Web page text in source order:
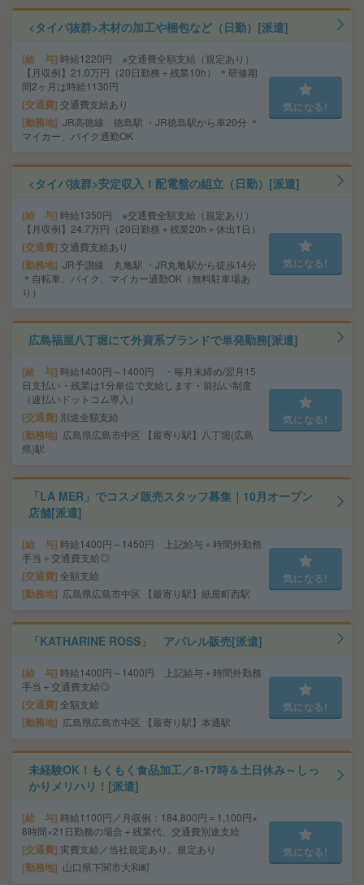
<タイパ抜群>木材の加工や梱包など（日勤）[派遣]
給 与 時給1220円 ※交通費全額支給（規定あり）
【月収例】21.0万円（20日勤務＋残業10h） ＊研修期
間2ヶ月は時給1130円
交通費 交通費支給あり
勤務地 JR高徳線 徳島駅 ・JR徳島駅から車20分 ＊
マイカー、バイク通勤OK
気になる!
<タイパ抜群>安定収入！配電盤の組立（日勤）[派遣]
給 与 時給1350円 ※交通費全額支給（規定あり）
【月収例】24.7万円（20日勤務＋残業20h＋休出1日）
交通費 交通費支給あり
勤務地 JR予讃線 丸亀駅 ・JR丸亀駅から徒歩14分
＊自転車、バイク、マイカー通勤OK（無料駐車場あ
り）
気になる!
広島福屋八丁堀にて外資系ブランドで単発勤務[派遣]
給 与 時給1400円～1400円 ・毎月末締め/翌月15
日支払い・残業は1分単位で支給します・前払い制度
（速払いドットコム導入）
交通費 別途全額支給
勤務地
広島県広島市中区 【最寄り駅】八丁堀(広島
県)駅
気になる!
「LA MER」でコスメ販売スタッフ募集｜10月オープン
店舗[派遣]
給 与 時給1400円～1450円 上記給与＋時間外勤務
手当＋交通費支給◎
交通費 全額支給
勤務地 広島県広島市中区 【最寄り駅】紙屋町西駅
気になる!
「KATHARINE ROSS」 アパレル販売[派遣]
給 与 時給1400円～1400円 上記給与＋時間外勤務
手当＋交通費支給◎
交通費 全額支給
勤務地 広島県広島市中区 【最寄り駅】本通駅
気になる!
未経験OK！もくもく食品加工／8‐17時＆土日休み～しっ
かりメリハリ！[派遣]
給 与 時給1100円／月収例：184,800円＝1,100円×
8時間×21日勤務の場合＋残業代、交通費別途支給
交通費 実費支給／当社規定あり。規定あり
勤務地 山口県下関市大和町
気になる!